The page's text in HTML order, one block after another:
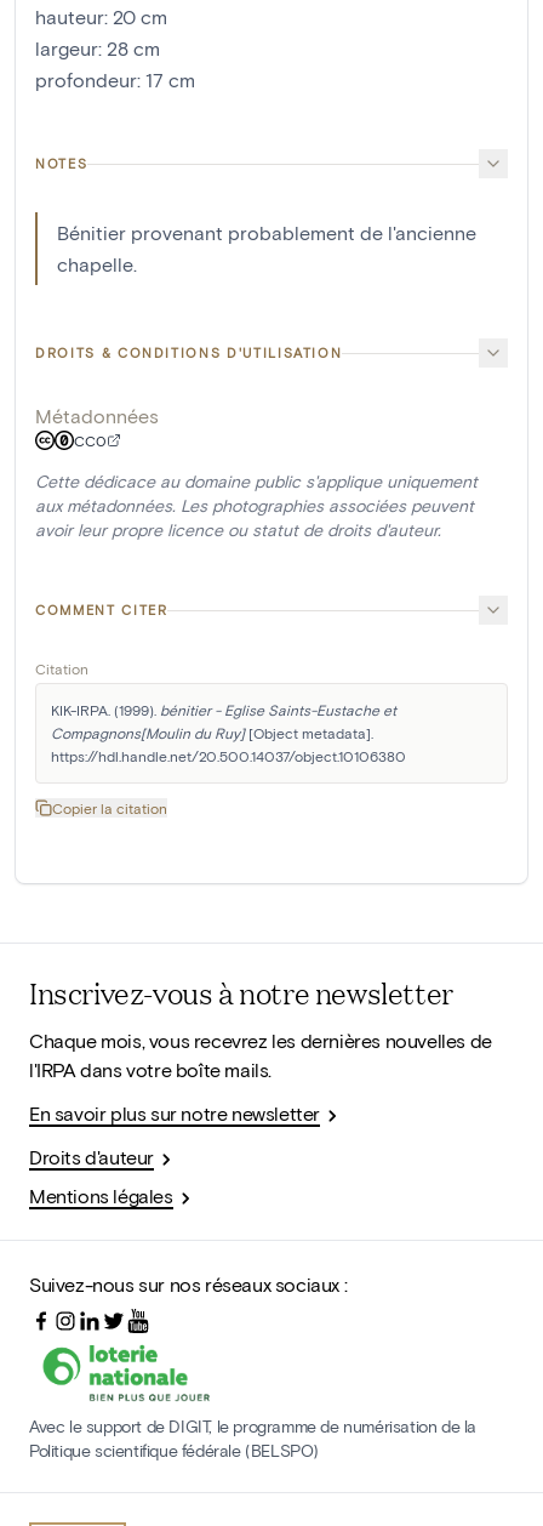
hauteur: 20 cm
largeur: 28 cm
profondeur: 17 cm
NOTES
Bénitier provenant probablement de l'ancienne
chapelle.
DROITS & CONDITIONS D'UTILISATION
Métadonnées
CC0
Cette dédicace au domaine public s'applique uniquement
aux métadonnées. Les photographies associées peuvent
avoir leur propre licence ou statut de droits d'auteur.
COMMENT CITER
Citation
KIK-IRPA. (1999). bénitier - Eglise Saints-Eustache et
Compagnons[Moulin du Ruy] [Object metadata].
https://hdl.handle.net/20.500.14037/object.10106380
Copier la citation
Inscrivez-vous à notre newsletter
Chaque mois, vous recevrez les dernières nouvelles de
l'IRPA dans votre boîte mails.
En savoir plus sur notre newsletter
Droits d'auteur
Mentions légales
Suivez-nous sur nos réseaux sociaux :
Avec le support de DIGIT, le programme de numérisation de la
Politique scientifique fédérale (BELSPO)